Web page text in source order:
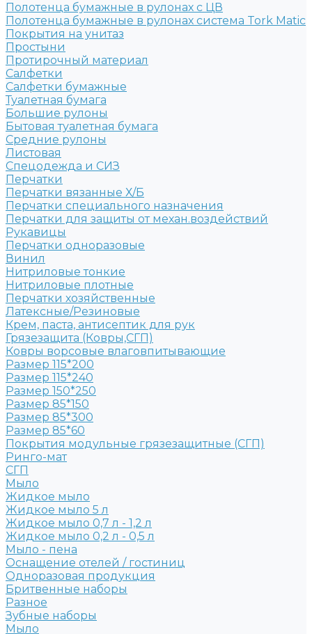
Полотенца бумажные в рулонах с ЦВ
Полотенца бумажные в рулонах система Tork Matic
Покрытия на унитаз
Простыни
Протирочный материал
Салфетки
Салфетки бумажные
Туалетная бумага
Большие рулоны
Бытовая туалетная бумага
Средние рулоны
Листовая
Спецодежда и СИЗ
Перчатки
Перчатки вязанные Х/Б
Перчатки специального назначения
Перчатки для защиты от механ.воздействий
Рукавицы
Перчатки одноразовые
Винил
Нитриловые тонкие
Нитриловые плотные
Перчатки хозяйственные
Латексные/Резиновые
Крем, паста, антисептик для рук
Грязезащита (Ковры,СГП)
Ковры ворсовые влаговпитывающие
Размер 115*200
Размер 115*240
Размер 150*250
Размер 85*150
Размер 85*300
Размер 85*60
Покрытия модульные грязезащитные (СГП)
Ринго-мат
СГП
Мыло
Жидкое мыло
Жидкое мыло 5 л
Жидкое мыло 0,7 л - 1,2 л
Жидкое мыло 0,2 л - 0,5 л
Мыло - пена
Оснащение отелей / гостиниц
Одноразовая продукция
Бритвенные наборы
Разное
Зубные наборы
Мыло